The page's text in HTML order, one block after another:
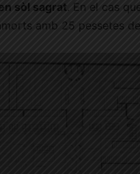
sòl sagrat . En el cas
amb 25 pessetes